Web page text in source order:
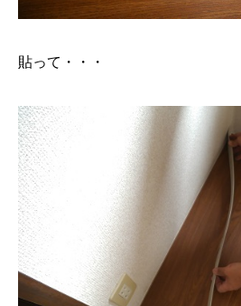
貼って・・・